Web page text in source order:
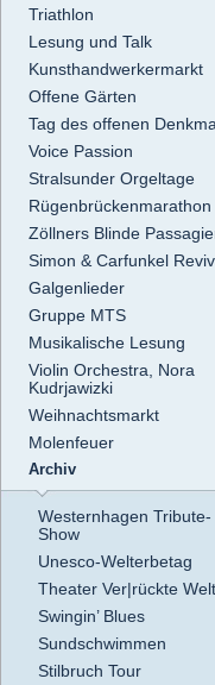
Triathlon
Lesung und Talk
Kunsthandwerkermarkt
Offene Gärten
Tag des offenen
Voice Passion
Stralsunder Orgeltage
Rügenbrückenmarathon
Zöllners Blinde
Simon & Carfunkel
Galgenlieder
Gruppe MTS
Musikalische Lesung
Violin Orchestra, Nora
Kudrjawizki
Weihnachtsmarkt
Molenfeuer
Archiv
Westernhagen Tribute-
Show
Unesco-Welterbetag
Theater Ver|rückte
Swingin’ Blues
Sundschwimmen
Stilbruch Tour